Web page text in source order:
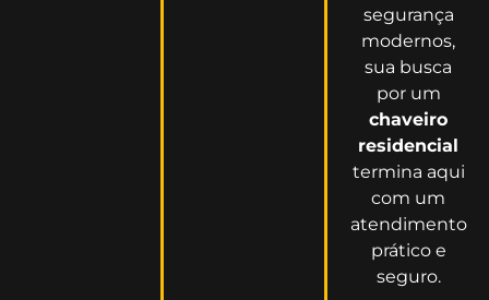
segurança
modernos,
sua busca
por um
chaveiro
residencial
termina aqui
com um
atendimento
prático e
seguro.